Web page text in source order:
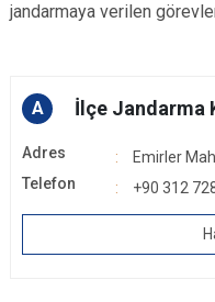
jandarmaya verilen
A İlçe Jandarma
Adres
Emirler
Telefon
+90 312